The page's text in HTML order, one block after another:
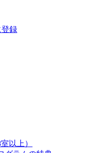
登録
以上）